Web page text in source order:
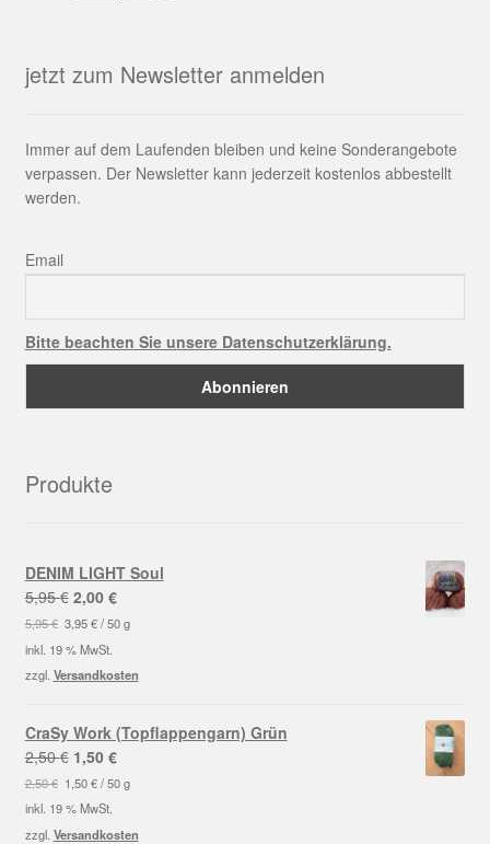
jetzt zum Newsletter anmelden
Immer auf dem Laufenden bleiben und keine Sonderangebote
verpassen. Der Newsletter kann jederzeit kostenlos abbestellt
werden.
Email
Bitte beachten Sie unsere Datenschutzerklärung.
Produkte
DENIM LIGHT Soul
5,95€ Ursprünglicher
Preis
war:
5,95 €
2,00 €Aktueller
Preis
2,00 €.
5,95€ 3,95€/50 g
inkl. 19 % MwSt.
zzgl. Versandkosten
CraSy Work (Topflappengarn) Grün
2,50€ Ursprünglicher
Preis
war:
2,50 €
1,50 €Aktueller
Preis
1,50 €.
2,50€ 1,50€/50 g
inkl. 19 % MwSt.
zzgl. Versandkosten